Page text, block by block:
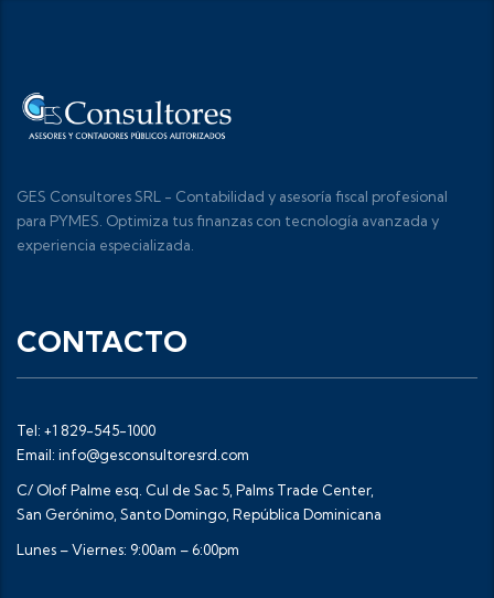
GES Consultores SRL - Contabilidad y asesoría fiscal profesional
para PYMES. Optimiza tus finanzas con tecnología avanzada y
experiencia especializada.
CONTACTO
Tel: +1 829-545-1000
Email: info@gesconsultoresrd.com
C/ Olof Palme esq. Cul de Sac 5, Palms Trade Center,
San Gerónimo, Santo Domingo, República Dominicana
Lunes – Viernes: 9:00am – 6:00pm